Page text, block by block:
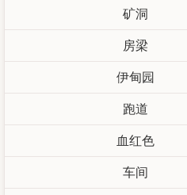
矿洞
房梁
伊甸园
跑道
血红色
车间